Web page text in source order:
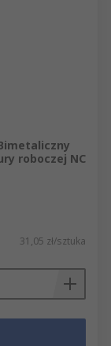
roboczej NC
31,05 zł/sztuka